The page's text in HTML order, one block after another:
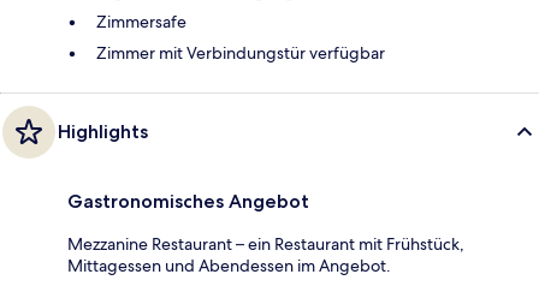
Zimmersafe
Zimmer mit Verbindungstür verfügbar
Highlights
Gastronomisches Angebot
Mezzanine Restaurant – ein Restaurant mit Frühstück,
Mittagessen und Abendessen im Angebot.